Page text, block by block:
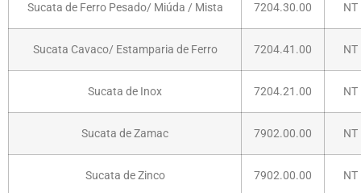
Sucata de Ferro Pesado/ Miúda / Mista 7204.30.00 NT
Sucata Cavaco/ Estamparia de Ferro 7204.41.00 NT
Sucata de Inox 7204.21.00 NT
Sucata de Zamac 7902.00.00 NT
Sucata de Zinco 7902.00.00 NT